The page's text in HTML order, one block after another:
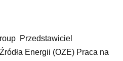
Przedstawiciel
Energii (OZE) Praca na